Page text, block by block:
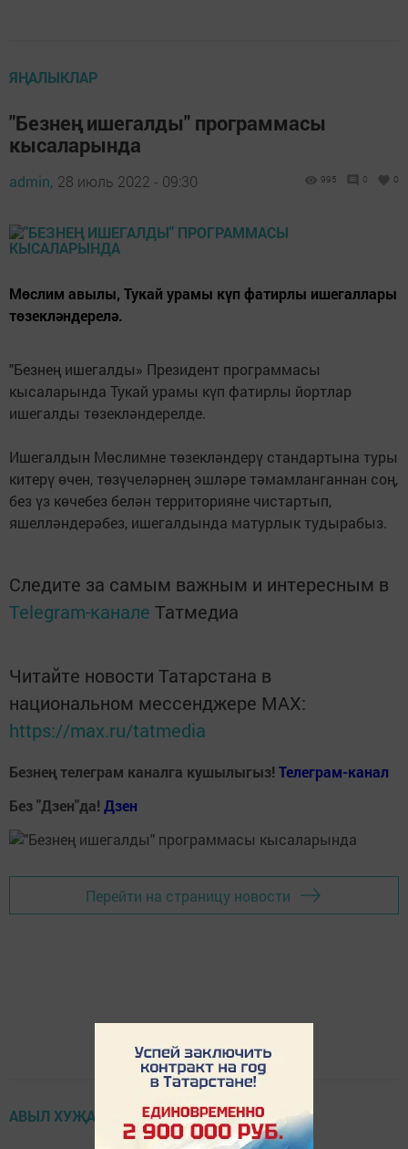
ЯҢАЛЫКЛАР
"Безнең ишегалды" программасы
кысаларында
admin, 28 июль 2022 - 09:30 995 0 0
Мөслим авылы, Тукай урамы күп фатирлы ишегаллары
төзекләндерелә.
"Безнең ишегалды» Президент программасы
кысаларында Тукай урамы күп фатирлы йортлар
ишегалды төзекләндерелде.
Ишегалдын Мөслимне төзекләндерү стандартына туры
китерү өчен, төзүчеләрнең эшләре тәмамланганнан соң,
без үз көчебез белән территорияне чистартып,
яшелләндерәбез, ишегалдында матурлык тудырабыз.
Следите за самым важным и интересным в
Telegram-канале Татмедиа
Читайте новости Татарстана в
национальном мессенджере MАХ:
https://max.ru/tatmedia
Безнең телеграм каналга кушылыгыз! Телеграм-канал
Без "Дзен"да! Дзен
Перейти на страницу новости
АВЫЛ ХУҖАЛЫГЫ